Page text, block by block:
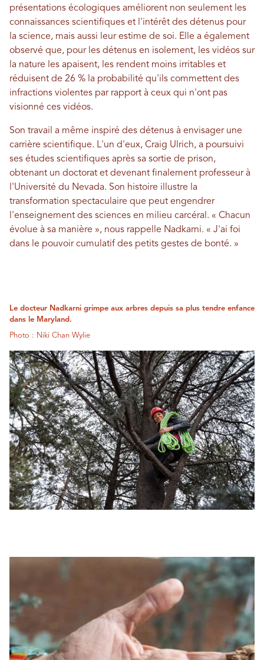
présentations écologiques améliorent non seulement les
connaissances scientifiques et l'intérêt des détenus pour
la science, mais aussi leur estime de soi. Elle a également
observé que, pour les détenus en isolement, les vidéos sur
la nature les apaisent, les rendent moins irritables et
réduisent de 26 % la probabilité qu'ils commettent des
infractions violentes par rapport à ceux qui n'ont pas
visionné ces vidéos.
Son travail a même inspiré des détenus à envisager une
carrière scientifique. L'un d'eux, Craig Ulrich, a poursuivi
ses études scientifiques après sa sortie de prison,
obtenant un doctorat et devenant finalement professeur à
l'Université du Nevada. Son histoire illustre la
transformation spectaculaire que peut engendrer
l'enseignement des sciences en milieu carcéral. « Chacun
évolue à sa manière », nous rappelle Nadkarni. « J'ai foi
dans le pouvoir cumulatif des petits gestes de bonté. »
Le docteur Nadkarni grimpe aux arbres depuis sa plus tendre enfance
dans le Maryland.
Photo : Niki Chan Wylie